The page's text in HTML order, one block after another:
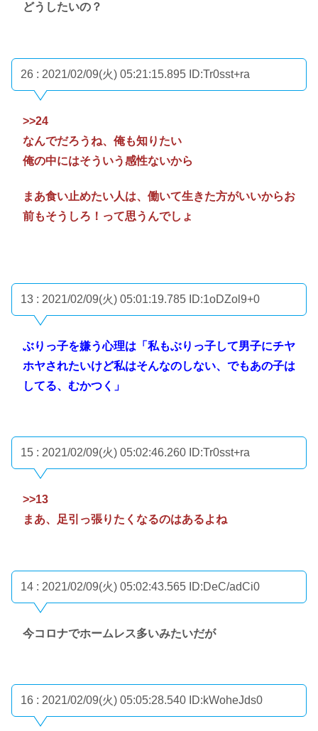
どうしたいの？
26 : 2021/02/09(火) 05:21:15.895 ID:Tr0sst+ra
>>24
なんでだろうね、俺も知りたい
俺の中にはそういう感性ないから
まあ食い止めたい人は、働いて生きた方がいいからお
前もそうしろ！って思うんでしょ
13 : 2021/02/09(火) 05:01:19.785 ID:1oDZol9+0
ぶりっ子を嫌う心理は「私もぶりっ子して男子にチヤ
ホヤされたいけど私はそんなのしない、でもあの子は
してる、むかつく」
15 : 2021/02/09(火) 05:02:46.260 ID:Tr0sst+ra
>>13
まあ、足引っ張りたくなるのはあるよね
14 : 2021/02/09(火) 05:02:43.565 ID:DeC/adCi0
今コロナでホームレス多いみたいだが
16 : 2021/02/09(火) 05:05:28.540 ID:kWoheJds0